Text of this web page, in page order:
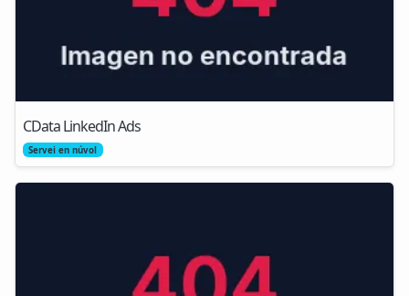
CData LinkedIn Ads
Servei en núvol